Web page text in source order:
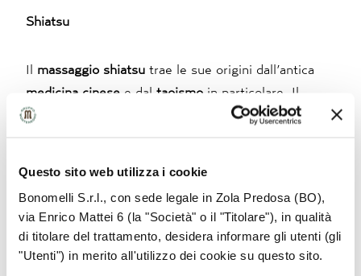
Questo sito web utilizza i cookie
Bonomelli S.r.l., con sede legale in Zola Predosa (BO),
via Enrico Mattei 6 (la "Società" o il "Titolare"), in qualità
di titolare del trattamento, desidera informare gli utenti (gli
"Utenti") in merito all'utilizzo dei cookie su questo sito.
Shiatsu
Il massaggio shiatsu trae le sue origini dall’antica
medicina cinese e dal taoismo in particolare. Il
termine shiatsu significa “pressione delle dita” e
corpo. Nella pratica più diffusa sono usati anche
palmo e dorso della mano, avambracci, gomiti,
ginocchia, piedi. Le pressioni avvengono in punti
specifici del corpo, lungo i meridiani (i canali